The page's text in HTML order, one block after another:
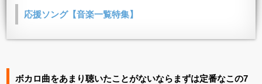
応援ソング【音楽一覧特集】
ボカロ曲をあまり聴いたことがないならまずは定番なこの7